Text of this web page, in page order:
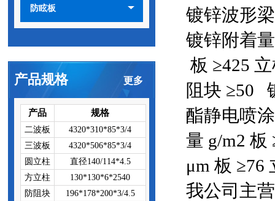
防眩板
产品规格 更多
产品 规格
二波板
4320*310*85*3/4
三波板
4320*506*85*3/4
圆立柱
直径140/114*4.5
方立柱
130*130*6*2540
防阻块
196*178*200*3/4.5
镀锌波形
镀锌附着
板 ≥425
阻块 ≥50
酯静电喷
量 g/m2 板
μm 板 ≥76
我公司主